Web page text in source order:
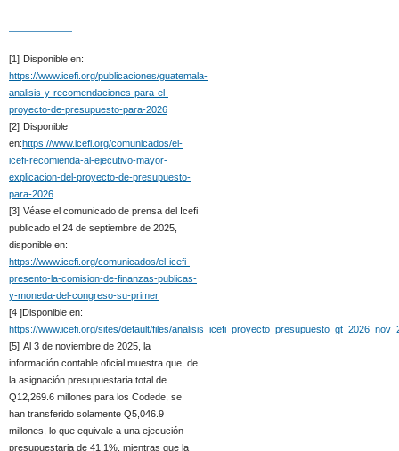
[1] Disponible en:
https://www.icefi.org/publicaciones/guatemala-
analisis-y-recomendaciones-para-el-
proyecto-de-presupuesto-para-2026
[2] Disponible
en:https://www.icefi.org/comunicados/el-
icefi-recomienda-al-ejecutivo-mayor-
explicacion-del-proyecto-de-presupuesto-
para-2026
[3] Véase el comunicado de prensa del Icefi
publicado el 24 de septiembre de 2025,
disponible en:
https://www.icefi.org/comunicados/el-icefi-
presento-la-comision-de-finanzas-publicas-
y-moneda-del-congreso-su-primer
[4 ]Disponible en:
https://www.icefi.org/sites/default/files/
[5] Al 3 de noviembre de 2025, la
información contable oficial muestra que, de
la asignación presupuestaria total de
Q12,269.6 millones para los Codede, se
han transferido solamente Q5,046.9
millones, lo que equivale a una ejecución
presupuestaria de 41.1%, mientras que la